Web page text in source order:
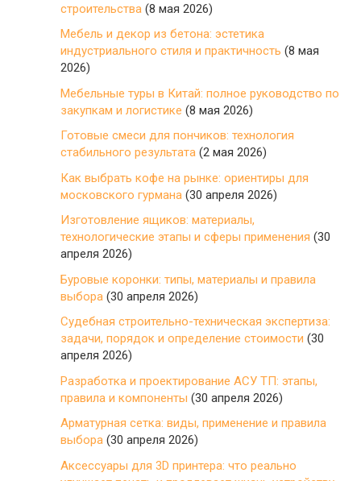
строительства (8 мая 2026)
Мебель и декор из бетона: эстетика
индустриального стиля и практичность (8 мая
2026)
Мебельные туры в Китай: полное руководство по
закупкам и логистике (8 мая 2026)
Готовые смеси для пончиков: технология
стабильного результата (2 мая 2026)
Как выбрать кофе на рынке: ориентиры для
московского гурмана (30 апреля 2026)
Изготовление ящиков: материалы,
технологические этапы и сферы применения (30
апреля 2026)
Буровые коронки: типы, материалы и правила
выбора (30 апреля 2026)
Судебная строительно-техническая экспертиза:
задачи, порядок и определение стоимости (30
апреля 2026)
Разработка и проектирование АСУ ТП: этапы,
правила и компоненты (30 апреля 2026)
Арматурная сетка: виды, применение и правила
выбора (30 апреля 2026)
Аксессуары для 3D принтера: что реально